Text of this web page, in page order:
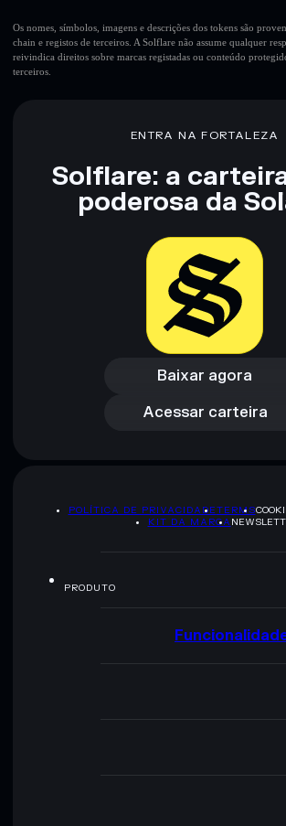
Os nomes, símbolos, imagens e descrições dos tokens são
chain e registos de terceiros. A Solflare não assume qualquer
reivindica direitos sobre marcas registadas ou conteúdo
terceiros.
ENTRA NA FORTALEZA
Solflare: a
poderosa da
Baixar agora
Baixar agora
Acessar carteira
Acessar carteira
POLÍTICA DE PRIVACIDADETERMS
KIT DA MARCA
PRODUTO